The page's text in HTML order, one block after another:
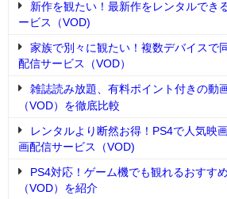
新作を観たい！最新作をレンタルでき
ービス（VOD)
家族で別々に観たい！複数デバイスで
配信サービス（VOD）
雑誌読み放題、有料ポイント付きの動
（VOD）を徹底比較
レンタルより断然お得！PS4で人気映
画配信サービス（VOD)
PS4対応！ゲーム機でも観れるおすす
（VOD）を紹介